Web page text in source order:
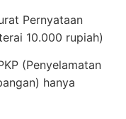
Pernyataan
10.000 rupiah)
(Penyelamatan
hanya